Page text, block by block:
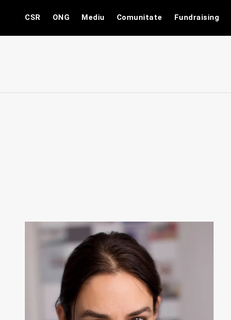
CSR ONG Mediu Comunitate Fundraising